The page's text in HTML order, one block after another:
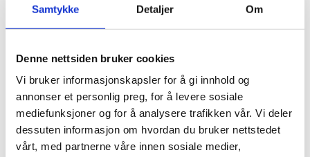
Samtykke Detaljer Om
Denne nettsiden bruker cookies
Vi bruker informasjonskapsler for å gi innhold og
annonser et personlig preg, for å levere sosiale
mediefunksjoner og for å analysere trafikken vår. Vi deler
dessuten informasjon om hvordan du bruker nettstedet
vårt, med partnerne våre innen sosiale medier,
samtykker du til at LO Østfold kan sende
deg nyhetsbrev på e-post til den e-